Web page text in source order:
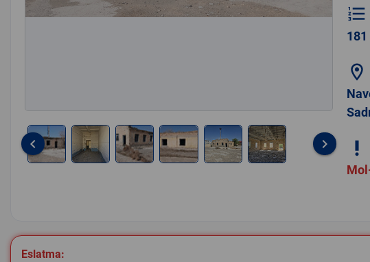
keyboard_arrow_left keyboard_arrow_right
format_list_numbered
181
location_on
priority_high
Eslatma: